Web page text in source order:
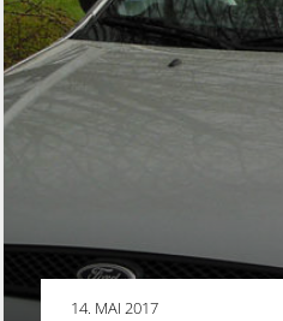
14. MAI 2017